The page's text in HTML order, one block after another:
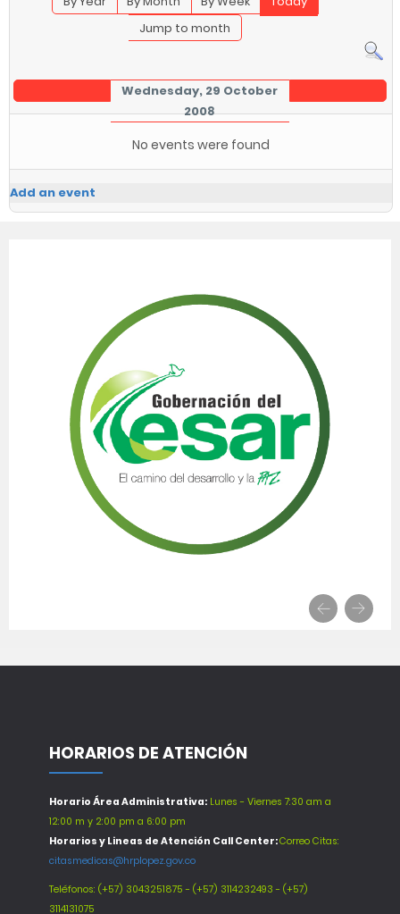
Jump to month
Wednesday, 29 October
2008
No events were found
Add an event
HORARIOS DE ATENCIÓN
Horario Área Administrativa: Lunes - Viernes 7:30 am a
12:00 m y 2:00 pm a 6:00 pm
Horarios y Lineas de Atención Call Center:Correo Citas:
citasmedicas@hrplopez.gov.co
Teléfonos: (+57) 3043251875 - (+57) 3114232493 - (+57)
3114131075